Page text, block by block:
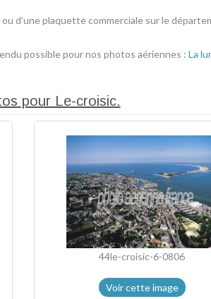
ou d’une plaquette commerciale sur le
possible pour nos photos aériennes : La
pour Le-croisic.
44le-croisic-6-0806
Voir cette image